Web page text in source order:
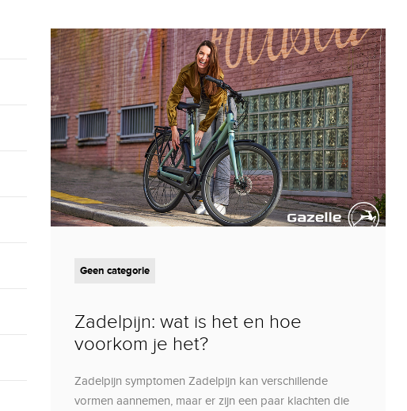
Geen categorie
Zadelpijn: wat is het en hoe
voorkom je het?
Zadelpijn symptomen Zadelpijn kan verschillende
vormen aannemen, maar er zijn een paar klachten die